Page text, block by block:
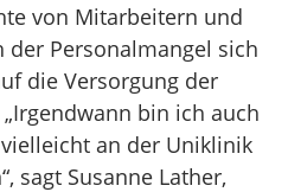
von Mitarbeitern und
der Personalmangel sich
die Versorgung der
bin ich auch
an der Uniklinik
sagt Susanne Lather,